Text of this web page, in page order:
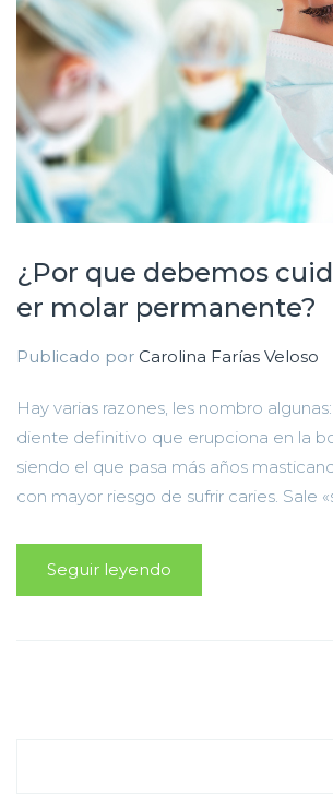
¿Por que debemos
er molar permanente?
Publicado por Carolina Farías Veloso
Hay varias razones, les nombro
diente definitivo que erupciona en la
siendo el que pasa más años
con mayor riesgo de sufrir caries. Sale
Seguir leyendo